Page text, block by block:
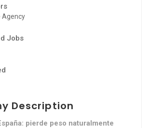
Agency
Jobs
Description
pierde peso naturalmente